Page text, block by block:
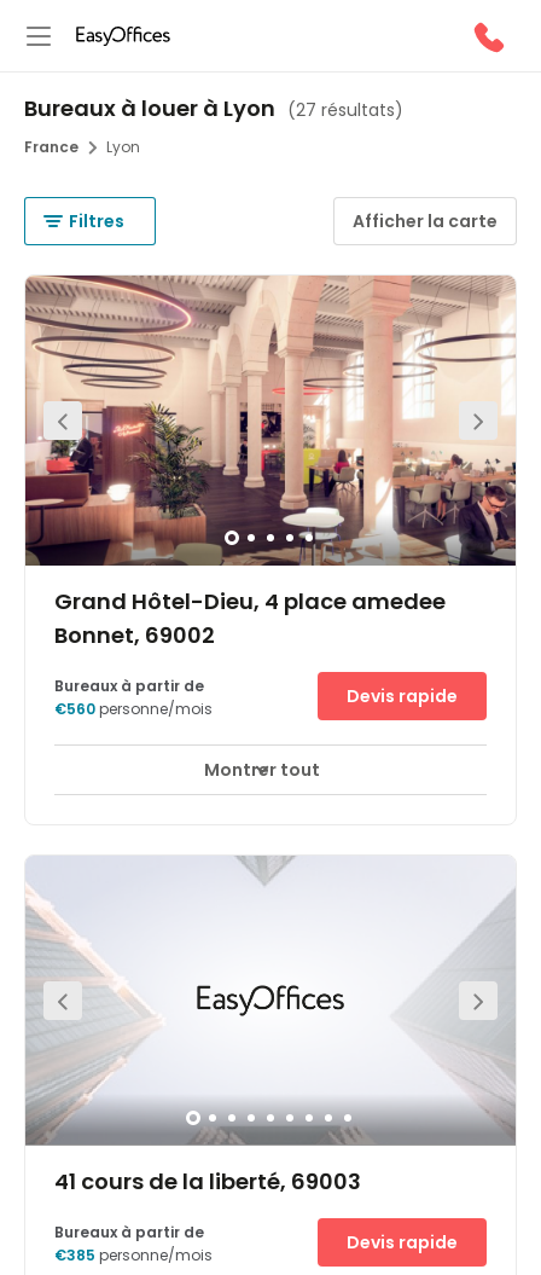
Bureaux à louer à Lyon (27 résultats)
France Lyon
Filtres Afficher la carte
Grand Hôtel-Dieu, 4 place amedee
Bonnet, 69002
Accès 24 heures sur 24 Espaces de détente
marche. La gare de Lyon est à 8 minutes à pied et la
station de métro n'est qu'à 10 minutes. En plus des
de nombreuses commodités locales dont vous pourrez
profiter à l'heure du déjeuner ou du soir. Le site est très
accessible depuis le quai Menachem Taffel, le long
duquel se trouvent plusieurs lignes de bus régulièrement
desservies. En face, de l'autre côté de l'eau, vous pouvez
voir le parc municipal, Aire De Jeux Du Heyritz.
Bureaux à partir de
€560personne/mois
Devis rapide
Montrer tout
41 cours de la liberté, 69003
Bureaux à partir de
€385 personne/mois
Devis rapide